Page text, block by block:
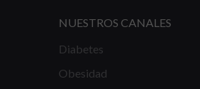
NUESTROS CANALES
Diabetes
Obesidad